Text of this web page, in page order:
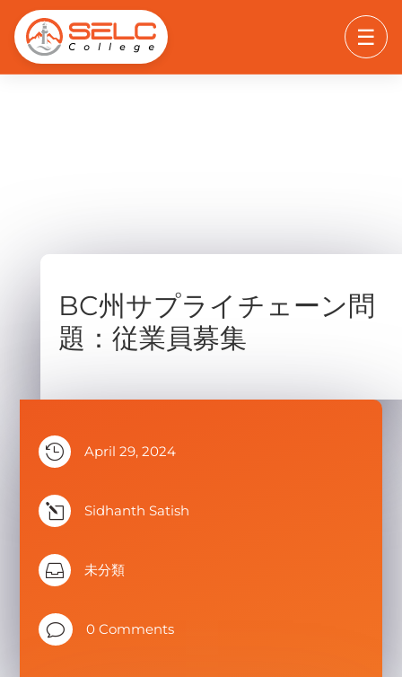
☰
BC州サプライチェーン問
題：従業員募集
 April 29, 2024
l Sidhanth Satish
 未分類
v 0 Comments